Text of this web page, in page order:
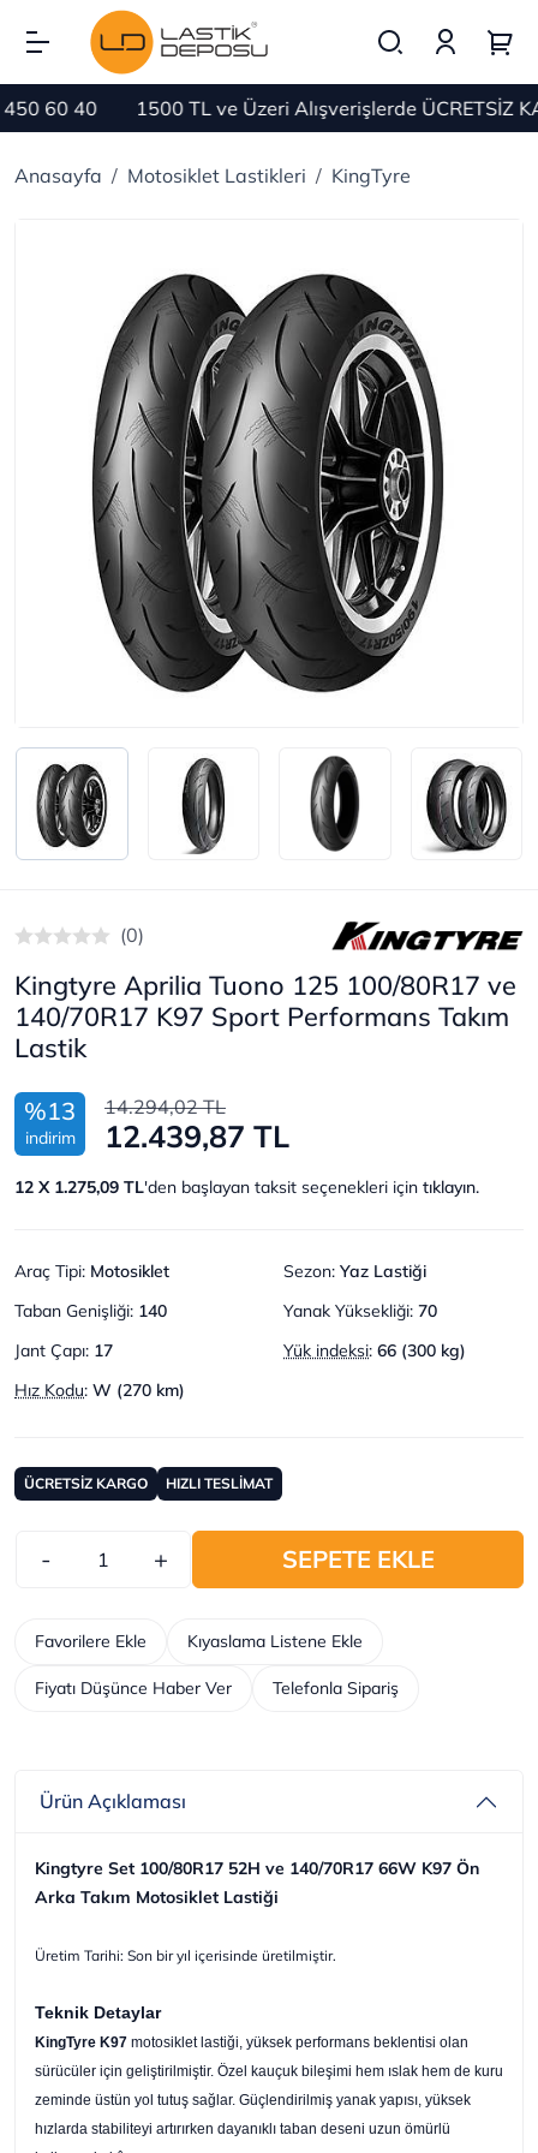
60 40 1500 TL ve Üzeri Alışverişlerde ÜCRETSİZ
Anasayfa Motosiklet Lastikleri KingTyre
(0)
Kingtyre Aprilia Tuono 125 100/80R17 ve
140/70R17 K97 Sport Performans Takım
Lastik
%13
indirim
14.294,02 TL
12.439,87 TL
12 X 1.275,09 TL'den başlayan taksit seçenekleri için tıklayın.
Araç Tipi: Motosiklet Sezon: Yaz Lastiği
Taban Genişliği: 140 Yanak Yüksekliği: 70
Jant Çapı: 17 Yük indeksi: 66 (300 kg)
Hız Kodu: W (270 km)
ÜCRETSİZ KARGO HIZLI TESLİMAT
- + SEPETE EKLE
Telefonla Sipariş
Kıyaslama Listene Ekle
Favorilere Ekle
Fiyatı Düşünce Haber Ver
Ürün Açıklaması
Kingtyre Set 100/80R17 52H ve 140/70R17 66W K97 Ön
Arka Takım Motosiklet Lastiği
Üretim Tarihi: Son bir yıl içerisinde üretilmiştir.
Teknik Detaylar
KingTyre K97 motosiklet lastiği, yüksek performans beklentisi olan
sürücüler için geliştirilmiştir. Özel kauçuk bileşimi hem ıslak hem de kuru
zeminde üstün yol tutuş sağlar. Güçlendirilmiş yanak yapısı, yüksek
hızlarda stabiliteyi artırırken dayanıklı taban deseni uzun ömürlü